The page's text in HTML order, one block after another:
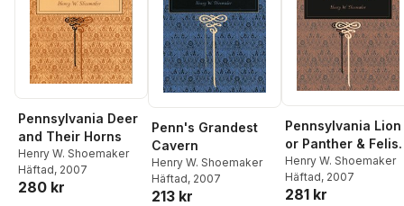
Pennsylvania Deer
and Their Horns
Henry W. Shoemaker
Häftad, 2007
280 kr
Penn's Grandest
Cavern
Henry W. Shoemaker
Häftad, 2007
213 kr
Pennsylvania Lion
or Panther & Felis
Catus in
Pennsylvania?
Henry W. Shoemaker
Häftad, 2007
281 kr